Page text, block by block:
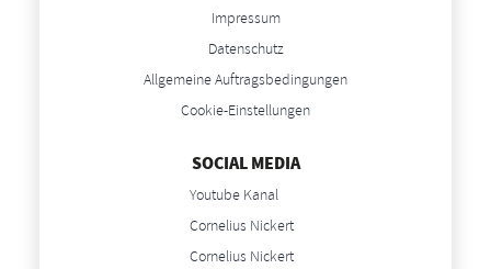
Impressum
Datenschutz
Allgemeine Auftragsbedingungen
Cookie-Einstellungen
SOCIAL MEDIA
Youtube Kanal
Cornelius Nickert
Cornelius Nickert